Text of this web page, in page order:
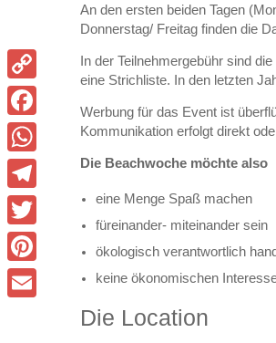
An den ersten beiden Tagen
Donnerstag/ Freitag finden die
In der Teilnehmergebühr sind
eine Strichliste. In den letzten
Werbung für das Event ist
Kommunikation erfolgt direkt
Die Beachwoche möchte also
eine Menge Spaß machen
füreinander- miteinander sein
ökologisch verantwortlich
keine ökonomischen
Die Location
Copy
Link
Facebook
WhatsApp
Telegram
Twitter
Pinterest